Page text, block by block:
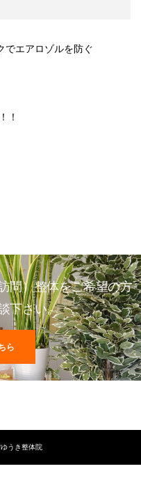
でエアロゾルを防ぐ
！
問）整体をご希望の方
下さい。
ら
うき整体院